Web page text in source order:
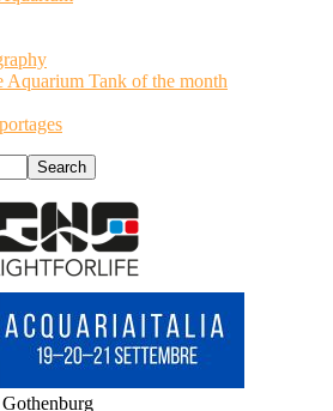
Aquarium Tank of the month